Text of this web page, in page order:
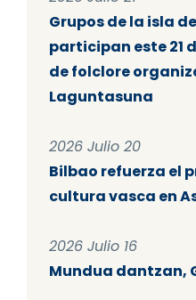
Grupos de la isla
participan este 21
de folclore
Laguntasuna
2026 Julio 20
Bilbao refuerza el
cultura vasca en
2026 Julio 16
Mundua dantzan,